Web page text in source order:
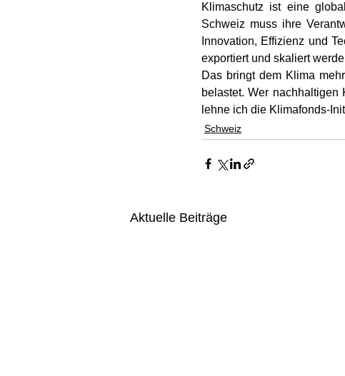
Klimaschutz ist eine
Schweiz muss ihre
Innovation, Effizienz und
exportiert und skaliert
Das bringt dem Klima
belastet. Wer
lehne ich die Klimafonds-
Schweiz
Aktuelle Beiträge